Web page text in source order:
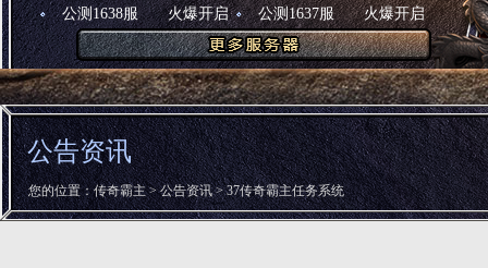
公测1638服
火爆开启 公测1637服 火爆开启
公告资讯
您的位置：传奇霸主>公告资讯> 37传奇霸主任务系统